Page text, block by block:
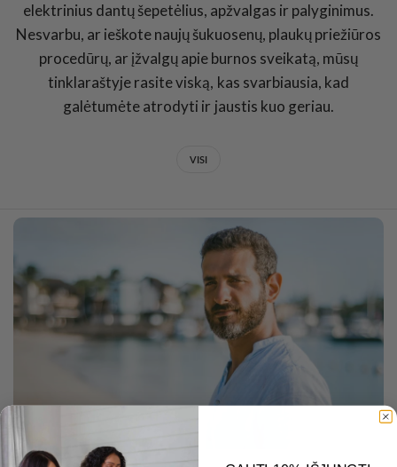
elektrinius dantų šepetėlius, apžvalgas ir palyginimus.
Nesvarbu, ar ieškote naujų šukuosenų, plaukų priežiūros
procedūrų, ar įžvalgų apie burnos sveikatą, mūsų
tinklaraštyje rasite viską, kas svarbiausia, kad
galėtumėte atrodyti ir jaustis kuo geriau.
VISI